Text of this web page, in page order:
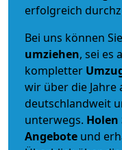
erfolgreich
Bei uns können Sie
umziehen, sei es
kompletter
wir über die
deutschlandweit
unterwegs. Holen
Angebote und